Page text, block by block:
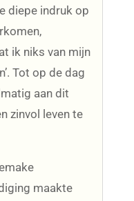
diepe indruk op
ik niks van mijn
Tot op de dag
aan dit
zinvol leven te
maakte